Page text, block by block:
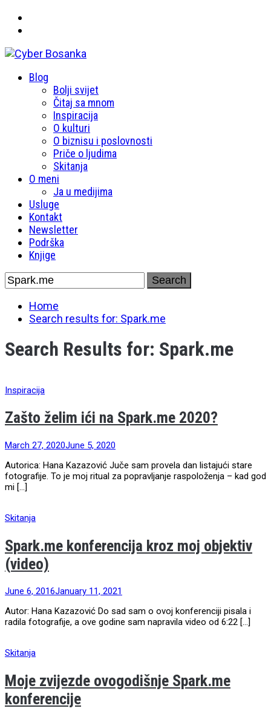
Cyber Bosanka
Primary
Blog
Bolji svijet
Čitaj sa mnom
Inspiracija
O kulturi
O biznisu i poslovnosti
Priče o ljudima
Skitanja
O meni
Ja u medijima
Usluge
Kontakt
Newsletter
Podrška
Knjige
Skip
to
content
Search
for:
Home
Search results for: Spark.me
Search Results for: Spark.me
Inspiracija
Zašto želim ići na Spark.me 2020?
March 27, 2020June 5, 2020
Autorica: Hana Kazazović Juče sam provela dan listajući stare
fotografije. To je moj ritual za popravljanje raspoloženja – kad god
mi […]
Skitanja
Spark.me konferencija kroz moj objektiv
(video)
June 6, 2016January 11, 2021
Autor: Hana Kazazović Do sad sam o ovoj konferenciji pisala i
radila fotografije, a ove godine sam napravila video od 6:22 […]
Skitanja
Moje zvijezde ovogodišnje Spark.me
konferencije